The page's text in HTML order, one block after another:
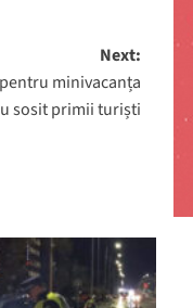
Next:
minivacanța
sosit primii turiști